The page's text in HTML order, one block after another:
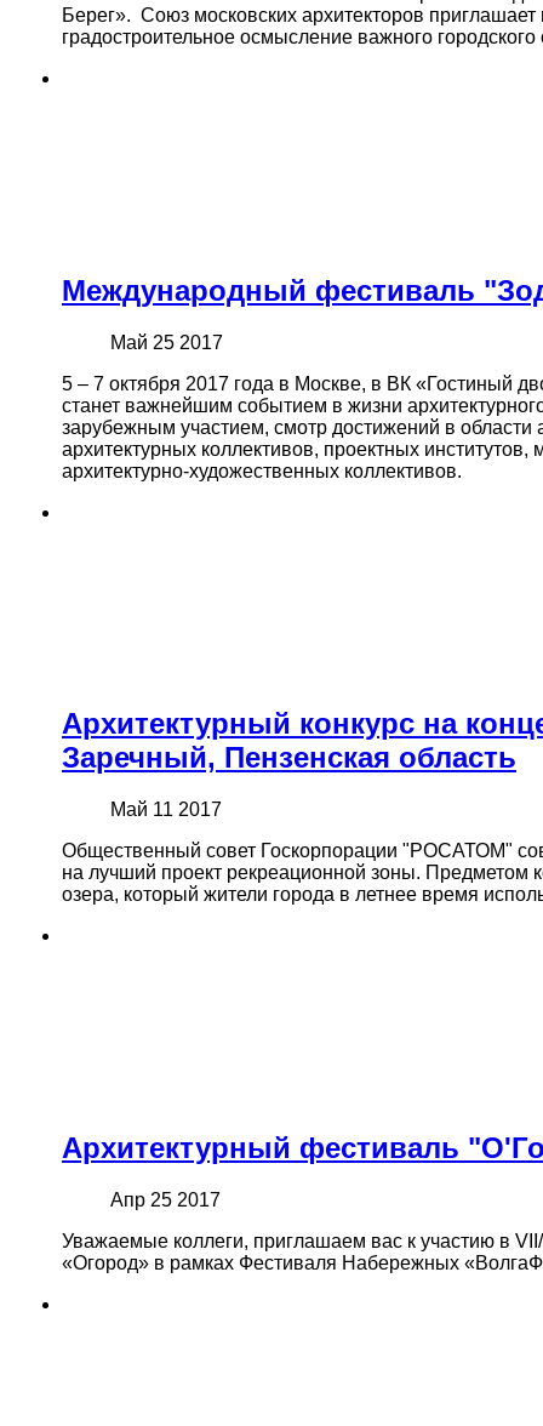
Берег». Союз московских архитекторов
градостроительное осмысление важного
Международный фестиваль
Май 25 2017
5 – 7 октября 2017 года в Москве, в ВК «Гостиный
станет важнейшим событием в жизни
зарубежным участием, смотр достижений в области
архитектурных коллективов, проектных
архитектурно-художественных коллективов.
Архитектурный конкурс на
Заречный, Пензенская область
Май 11 2017
Общественный совет Госкорпорации "РОСАТОМ"
на лучший проект рекреационной зоны. Предметом
озера, который жители города в летнее время
Архитектурный фестиваль
Апр 25 2017
Уважаемые коллеги, приглашаем вас к участию в
«Огород» в рамках Фестиваля Набережных